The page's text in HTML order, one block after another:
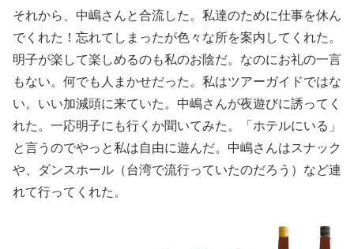
それから、中嶋さんと合流した。私達のために仕事を休ん
でくれた！忘れてしまったが色々な所を案内してくれた。
明子が楽して楽しめるのも私のお陰だ。なのにお礼の一言
もない。何でも人まかせだった。私はツアーガイドではな
い。いい加減頭に来ていた。中嶋さんが夜遊びに誘ってく
れた。一応明子にも行くか聞いてみた。「ホテルにいる」
と言うのでやっと私は自由に遊んだ。中嶋さんはスナック
や、ダンスホール（台湾で流行っていたのだろう）など連
れて行ってくれた。